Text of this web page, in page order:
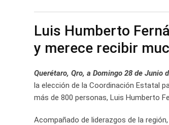
Luis Humberto
y merece recibir
Querétaro, Qro, a Domingo 28 de Junio
la elección de la Coordinación Estatal
más de 800 personas, Luis Humberto
Acompañado de liderazgos de la